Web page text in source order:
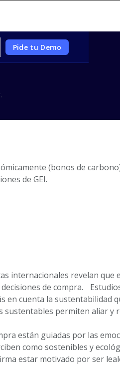
Pide tu Demo
(bonos de
de GEI.
internacionales revelan que
de compra.
en cuenta la sustentabilidad
sustentables permiten aliar y
están guiadas por las
como sostenibles y
estar motivado por ser